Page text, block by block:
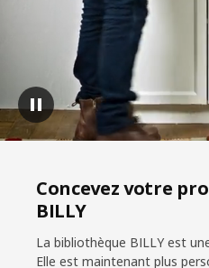
Pause vidéo
Concevez votre
BILLY
La bibliothèque BILLY est
Elle est maintenant plus